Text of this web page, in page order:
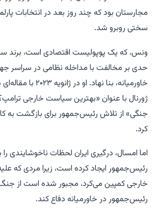
مجارستان بود که چند روز بعد در انتخابات
سختی روبرو شد.
ونس، که یک پوپولیست اقتصادی است، برند
حدی بر مخالفت با مداخله نظامی در سراسر
خاورمیانه، بنا نهاد. او
ژورنال با عنوان «بهترین سیاست خارجی
جنگی» از تلاش رئیس‌جمهور برای بازگشت به
کرد.
اما امسال، درگیری ایران لحظات ناخوشایندی را
رئیس‌جمهور ایجاد کرده است، زیرا مردی که
خارجی کمپین می‌کرد، مجبور شده است از جنگ
رئیس‌جمهور در خاورمیانه دفاع کند.